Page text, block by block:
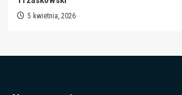
5 kwietnia, 2026